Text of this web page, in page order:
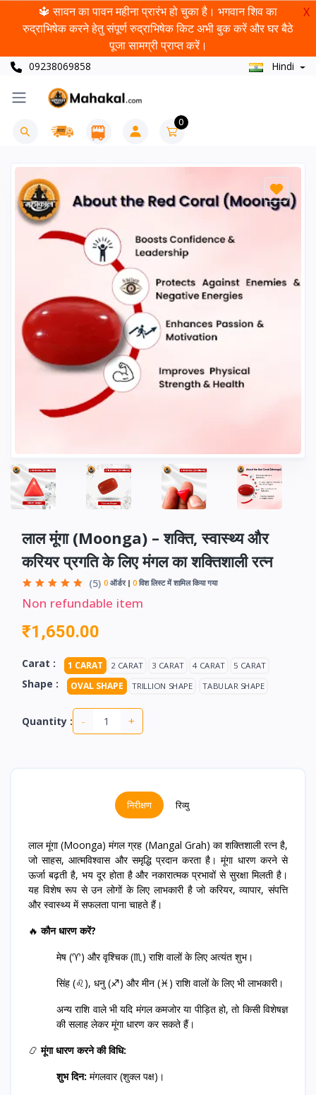
🔱 सावन का पावन महीना प्रारंभ हो चुका है। भगवान शिव का
रुद्राभिषेक करने हेतु संपूर्ण रुद्राभिषेक किट अभी बुक करें और घर बैठे
पूजा सामग्री प्राप्त करें।
X
09238069858 Hindi
0
लाल मूंगा (Moonga) – शक्ति, स्वास्थ्य और
करियर प्रगति के लिए मंगल का शक्तिशाली रत्न
(5) 0 ऑर्डर 0 विश लिस्ट में शामिल किया गया
Non refundable item
₹1,650.00
Carat : 1 CARAT 2 CARAT 3 CARAT 4 CARAT 5 CARAT
Shape : OVAL SHAPE TRILLION SHAPE TABULAR SHAPE
Quantity : - +
निरीक्षण रिव्यु
लाल मूंगा (Moonga) मंगल ग्रह (Mangal Grah) का शक्तिशाली रत्न है,
जो साहस, आत्मविश्वास और समृद्धि प्रदान करता है। मूंगा धारण करने से
ऊर्जा बढ़ती है, भय दूर होता है और नकारात्मक प्रभावों से सुरक्षा मिलती है।
यह विशेष रूप से उन लोगों के लिए लाभकारी है जो करियर, व्यापार, संपत्ति
और स्वास्थ्य में सफलता पाना चाहते हैं।
🔥कौन धारण करें?
मेष (♈) और वृश्चिक (♏) राशि वालों के लिए अत्यंत शुभ।
सिंह (♌), धनु (♐) और मीन (♓) राशि वालों के लिए भी लाभकारी।
अन्य राशि वाले भी यदि मंगल कमजोर या पीड़ित हो, तो किसी विशेषज्ञ
की सलाह लेकर मूंगा धारण कर सकते हैं।
📿मूंगा धारण करने की विधि:
शुभ दिन: मंगलवार (शुक्ल पक्ष)।